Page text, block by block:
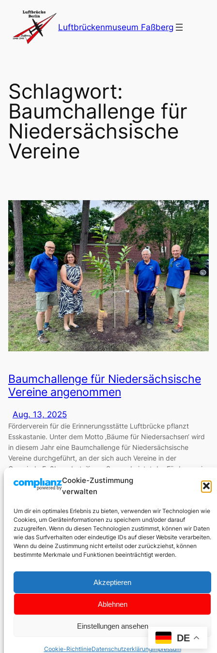
Cookie-Zustimmung
verwalten
Um dir ein optimales Erlebnis zu bieten, verwenden wir Technologien wie
Cookies, um Geräteinformationen zu speichern und/oder darauf
zuzugreifen. Wenn du diesen Technologien zustimmst, können wir Daten
wie das Surfverhalten oder eindeutige IDs auf dieser Website verarbeiten.
Wenn du deine Zustimmung nicht erteilst oder zurückziehst, können
bestimmte Merkmale und Funktionen beeinträchtigt werden.
Akzeptieren
Ablehnen
Einstellungen ansehen
Cookie-RichtlinieDatenschutzerklärungImpressum
springen
Luftbrückenmuseum Faßberg
Schlagwort:
Baumchallenge für
Niedersächsische
Vereine
Baumchallenge für Niedersächsische
Vereine angenommen
Aug. 13, 2025
Förderverein für die Erinnerungsstätte Luftbrücke pflanzt
Esskastanie. Unter dem Motto ‚Bäume für Niedersachsen‘ wird
in diesem Jahr eine Baumchallenge für Niedersächsische
Vereine durchgeführt, an der sich auch Vereine in der
Gemeinde Faßberg beteiligen. So wurde jetzt der Förderverein
für die Erinnerungsstätte Luftbrücke Berlin e.V. durch den
Förderverein Faßberg nominiert, innerhalb einer Woche nach
Datenschutz
Datenschutz
Kontakt
Link zu Facebook Link zu InstagramLink zu Youtube Link zu Google
DE